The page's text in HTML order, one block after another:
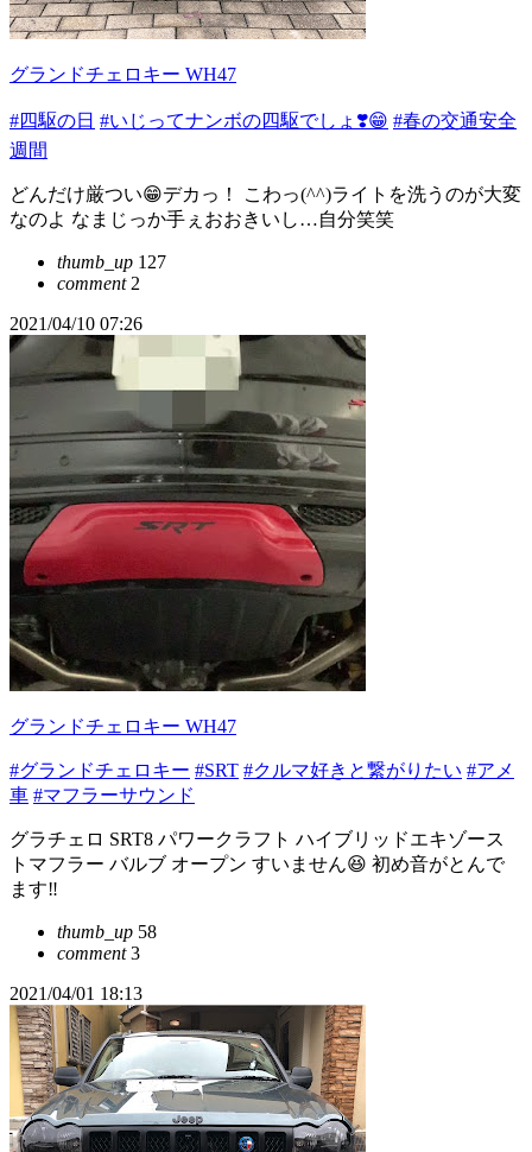
グランドチェロキー WH47
#四駆の日 #いじってナンボの四駆でしょ❣️😁 #春の交通安全
週間
どんだけ厳つい😁デカっ！ こわっ(^^)ライトを洗うのが大変
なのよ なまじっか手ぇおおきいし…自分笑笑
thumb_up 127
comment2
2021/04/10 07:26
グランドチェロキー WH47
#グランドチェロキー #SRT #クルマ好きと繋がりたい #アメ
車 #マフラーサウンド
グラチェロ SRT8 パワークラフト ハイブリッドエキゾース
トマフラー バルブ オープン すいません😆 初め音がとんで
ます‼️
thumb_up 58
comment3
2021/04/01 18:13